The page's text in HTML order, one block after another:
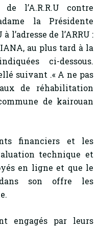
l’A.R.R.U contre
la Présidente
l’adresse de l’ARRU :
au plus tard à la
ci-dessous.
suivant .« A ne pas
de réhabilitation
de kairouan
financiers et les
technique et
en ligne et que le
dans son offre les
engagés par leurs